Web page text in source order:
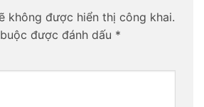
không được hiển thị công khai.
được đánh dấu *